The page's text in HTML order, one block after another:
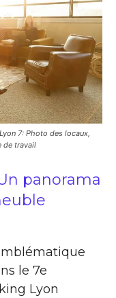
7: Photo des locaux,
de travail
panorama
le 7e
Lyon